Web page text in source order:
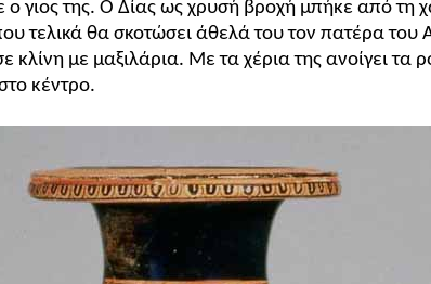
γιος της. Ο Δίας ως χρυσή βροχή μπήκε από τη
τελικά θα σκοτώσει άθελά του τον πατέρα του
με μαξιλάρια. Με τα χέρια της ανοίγει τα
κέντρο.